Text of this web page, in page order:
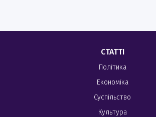
СТАТТІ
Політика
Економіка
Суспільство
Культура